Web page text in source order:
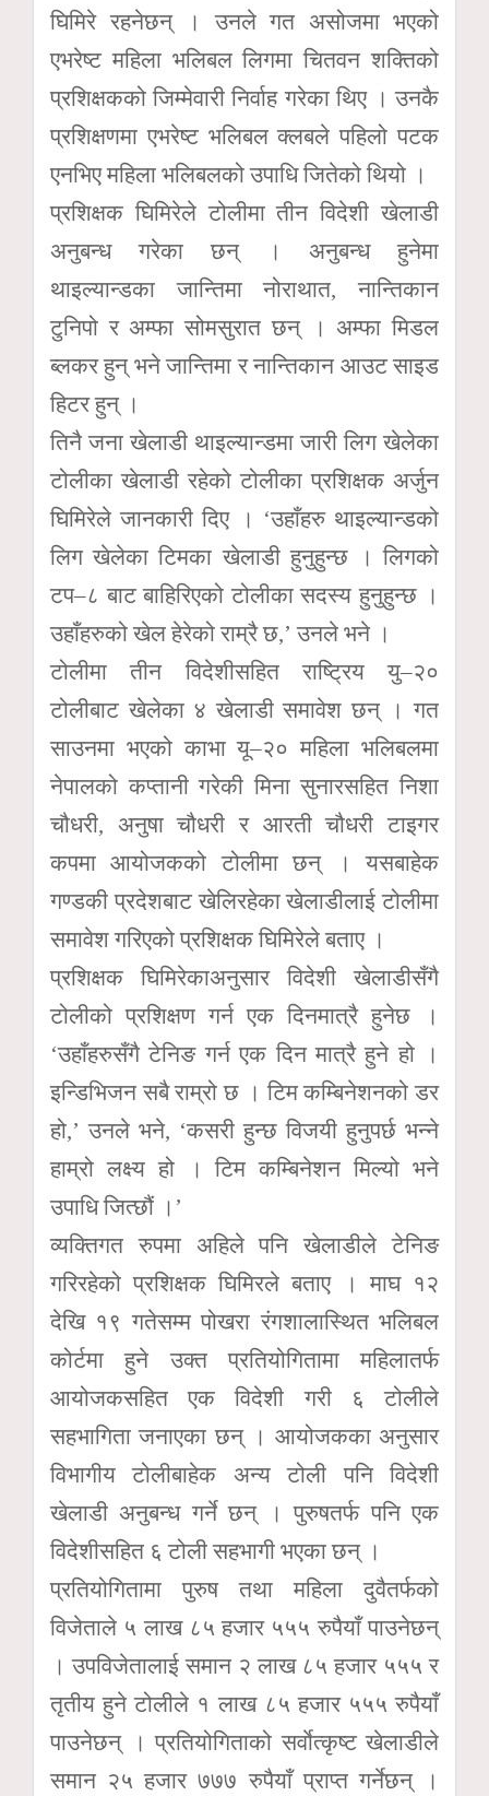
घिमिरे रहनेछन् । उनले गत असोजमा भएको
एभरेष्ट महिला भलिबल लिगमा चितवन शक्तिको
प्रशिक्षकको जिम्मेवारी निर्वाह गरेका थिए । उनकै
प्रशिक्षणमा एभरेष्ट भलिबल क्लबले पहिलो पटक
एनभिए महिला भलिबलको उपाधि जितेको थियो ।
प्रशिक्षक घिमिरेले टोलीमा तीन विदेशी खेलाडी
अनुबन्ध गरेका छन् । अनुबन्ध हुनेमा
थाइल्यान्डका जान्तिमा नोराथात, नान्तिकान
टुनिपो र अम्फा सोमसुरात छन् । अम्फा मिडल
ब्लकर हुन् भने जान्तिमा र नान्तिकान आउट साइड
हिटर हुन् ।
तिनै जना खेलाडी थाइल्यान्डमा जारी लिग खेलेका
टोलीका खेलाडी रहेको टोलीका प्रशिक्षक अर्जुन
घिमिरेले जानकारी दिए । ‘उहाँहरु थाइल्यान्डको
लिग खेलेका टिमका खेलाडी हुनुहुन्छ । लिगको
टप–८ बाट बाहिरिएको टोलीका सदस्य हुनुहुन्छ ।
उहाँहरुको खेल हेरेको राम्रै छ,’ उनले भने ।
टोलीमा तीन विदेशीसहित राष्ट्रिय यु–२०
टोलीबाट खेलेका ४ खेलाडी समावेश छन् । गत
साउनमा भएको काभा यू–२० महिला भलिबलमा
नेपालको कप्तानी गरेकी मिना सुनारसहित निशा
चौधरी, अनुषा चौधरी र आरती चौधरी टाइगर
कपमा आयोजकको टोलीमा छन् । यसबाहेक
गण्डकी प्रदेशबाट खेलिरहेका खेलाडीलाई टोलीमा
समावेश गरिएको प्रशिक्षक घिमिरेले बताए ।
प्रशिक्षक घिमिरेकाअनुसार विदेशी खेलाडीसँगै
टोलीको प्रशिक्षण गर्न एक दिनमात्रै हुनेछ ।
‘उहाँहरुसँगै टेनिङ गर्न एक दिन मात्रै हुने हो ।
इन्डिभिजन सबै राम्रो छ । टिम कम्बिनेशनको डर
हो,’ उनले भने, ‘कसरी हुन्छ विजयी हुनुपर्छ भन्ने
हाम्रो लक्ष्य हो । टिम कम्बिनेशन मिल्यो भने
उपाधि जित्छौं ।’
व्यक्तिगत रुपमा अहिले पनि खेलाडीले टेनिङ
गरिरहेको प्रशिक्षक घिमिरले बताए । माघ १२
देखि १९ गतेसम्म पोखरा रंगशालास्थित भलिबल
कोर्टमा हुने उक्त प्रतियोगितामा महिलातर्फ
आयोजकसहित एक विदेशी गरी ६ टोलीले
सहभागिता जनाएका छन् । आयोजकका अनुसार
विभागीय टोलीबाहेक अन्य टोली पनि विदेशी
खेलाडी अनुबन्ध गर्ने छन् । पुरुषतर्फ पनि एक
विदेशीसहित ६ टोली सहभागी भएका छन् ।
प्रतियोगितामा पुरुष तथा महिला दुवैतर्फको
विजेताले ५ लाख ८५ हजार ५५५ रुपैयाँ पाउनेछन्
। उपविजेतालाई समान २ लाख ८५ हजार ५५५ र
तृतीय हुने टोलीले १ लाख ८५ हजार ५५५ रुपैयाँ
पाउनेछन् । प्रतियोगिताको सर्वाेत्कृष्ट खेलाडीले
समान २५ हजार ७७७ रुपैयाँ प्राप्त गर्नेछन् ।